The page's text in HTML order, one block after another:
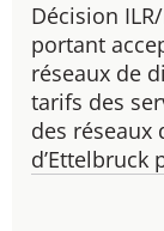
Décision
portant
réseaux de
tarifs des
des réseaux
d’Ettelbruck